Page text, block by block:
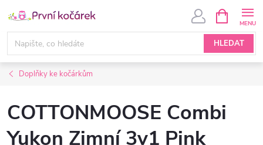
na
obsah
HLEDAT
NÁKUPNÍ
KOŠÍK
Doplňky ke kočárkům
COTTONMOOSE Combi
Yukon Zimní 3v1 Pink